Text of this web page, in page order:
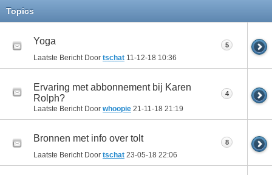
11
Topics
Yoga
Laatste Bericht Door tschat 11-12-18 10:36
5
Ervaring met abbonnement bij Karen
Rolph?
Laatste Bericht Door whoopie 21-11-18 21:19
4
Bronnen met info over tolt
Laatste Bericht Door tschat 23-05-18 22:06
8